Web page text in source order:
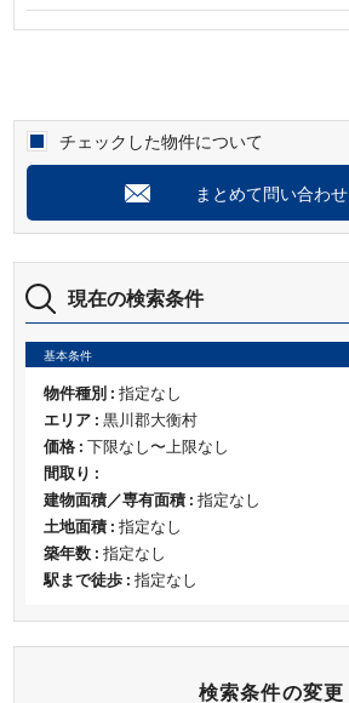
検索条件の変更
現在の検索条件
基本条件
物件種別 : 指定なし
エリア : 黒川郡大衡村
価格 : 下限なし〜上限なし
間取り :
建物面積／専有面積 : 指定なし
土地面積 : 指定なし
築年数 : 指定なし
駅まで徒歩 : 指定なし
チェックした物件について
まとめて問い合わせ